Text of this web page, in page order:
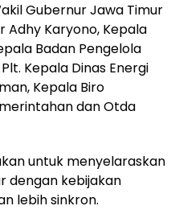
Gubernur Jawa Timur
Adhy Karyono, Kepala
Badan Pengelola
Kepala Dinas Energi
Kepala Biro
dan Otda
untuk menyelaraskan
dengan kebijakan
lebih sinkron.